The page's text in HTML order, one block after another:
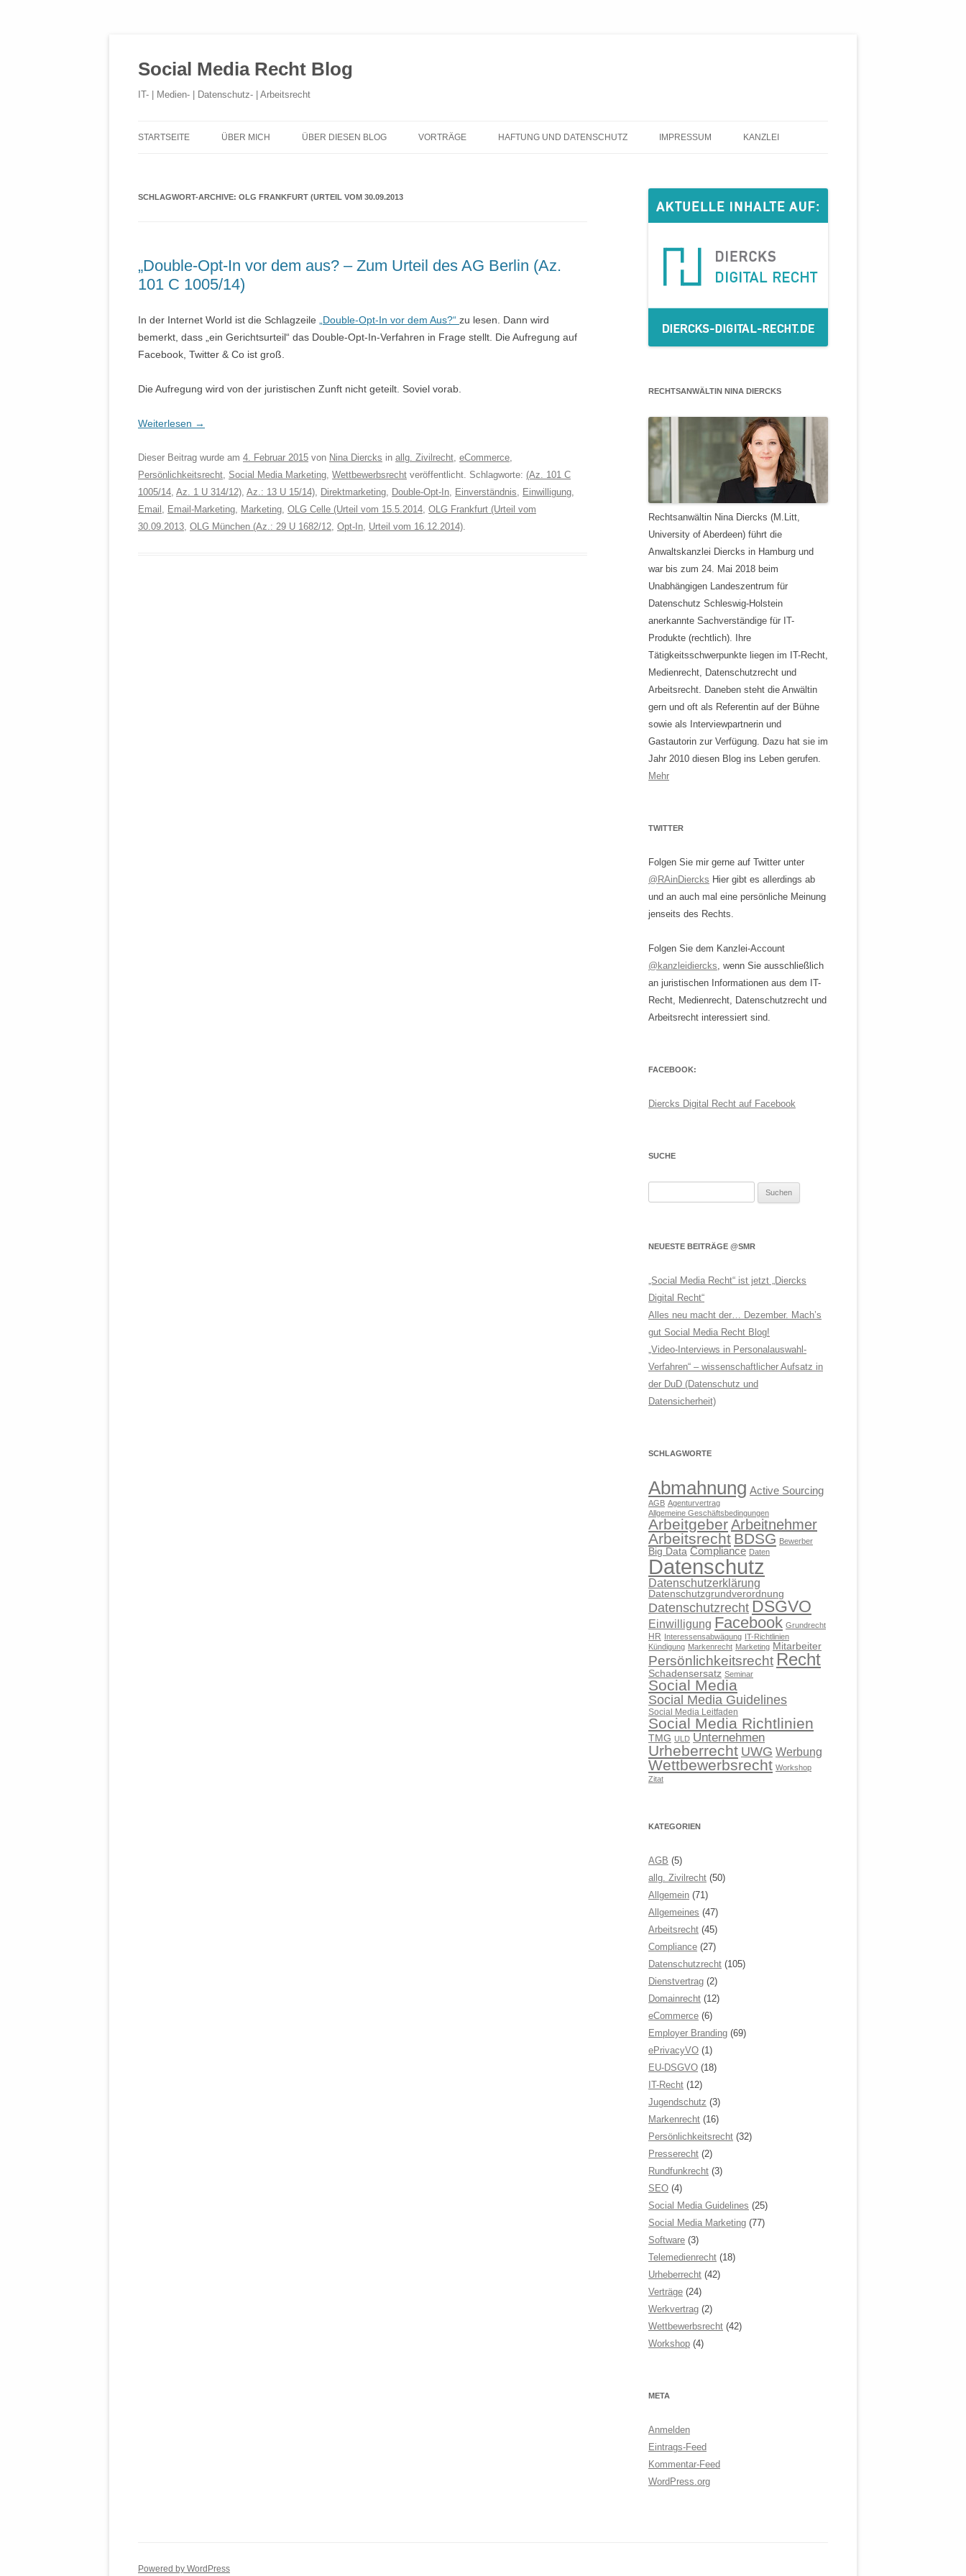
Social Media Recht Blog
IT- | Medien- | Datenschutz- | Arbeitsrecht
Inhalt
STARTSEITE ÜBER MICH ÜBER DIESEN BLOG VORTRÄGE HAFTUNG UND DATENSCHUTZ IMPRESSUM KANZLEI
SCHLAGWORT-ARCHIVE: OLG FRANKFURT (URTEIL VOM 30.09.2013
„Double-Opt-In vor dem aus? – Zum Urteil des AG Berlin (Az.
101 C 1005/14)
In der Internet World ist die Schlagzeile „Double-Opt-In vor dem Aus?“ zu lesen. Dann wird
bemerkt, dass „ein Gerichtsurteil“ das Double-Opt-In-Verfahren in Frage stellt. Die Aufregung auf
Facebook, Twitter & Co ist groß.
Die Aufregung wird von der juristischen Zunft nicht geteilt. Soviel vorab.
Weiterlesen →
Dieser Beitrag wurde am 4. Februar 2015 von Nina Diercks in allg. Zivilrecht, eCommerce,
Persönlichkeitsrecht, Social Media Marketing, Wettbewerbsrecht veröffentlicht. Schlagworte: (Az. 101 C
1005/14, Az. 1 U 314/12), Az.: 13 U 15/14), Direktmarketing, Double-Opt-In, Einverständnis, Einwilligung,
Email , Email-Marketing, Marketing, OLG Celle (Urteil vom 15.5.2014, OLG Frankfurt (Urteil vom
30.09.2013, OLG München (Az.: 29 U 1682/12, Opt-In, Urteil vom 16.12.2014).
RECHTSANWÄLTIN NINA DIERCKS
Rechtsanwältin Nina Diercks (M.Litt,
University of Aberdeen) führt die
Anwaltskanzlei Diercks in Hamburg und
war bis zum 24. Mai 2018 beim
Unabhängigen Landeszentrum für
Datenschutz Schleswig-Holstein
anerkannte Sachverständige für IT-
Produkte (rechtlich). Ihre
Tätigkeitsschwerpunkte liegen im IT-Recht,
Medienrecht, Datenschutzrecht und
Arbeitsrecht. Daneben steht die Anwältin
gern und oft als Referentin auf der Bühne
sowie als Interviewpartnerin und
Gastautorin zur Verfügung. Dazu hat sie im
Jahr 2010 diesen Blog ins Leben gerufen.
Mehr
TWITTER
Folgen Sie mir gerne auf Twitter unter
@RAinDiercks Hier gibt es allerdings ab
und an auch mal eine persönliche Meinung
jenseits des Rechts.
Folgen Sie dem Kanzlei-Account
@kanzleidiercks, wenn Sie ausschließlich
an juristischen Informationen aus dem IT-
Recht, Medienrecht, Datenschutzrecht und
Arbeitsrecht interessiert sind.
FACEBOOK:
Diercks Digital Recht auf Facebook
SUCHE
NEUESTE BEITRÄGE @SMR
„Social Media Recht“ ist jetzt „Diercks
Digital Recht“
Alles neu macht der… Dezember. Mach’s
gut Social Media Recht Blog!
„Video-Interviews in Personalauswahl-
Verfahren“ – wissenschaftlicher Aufsatz in
der DuD (Datenschutz und
Datensicherheit)
SCHLAGWORTE
Abmahnung Active Sourcing
AGB Agenturvertrag
Allgemeine Geschäftsbedingungen
ArbeitgeberArbeitnehmer
Arbeitsrecht BDSG Bewerber
Big Data Compliance Daten
Datenschutz
Datenschutzerklärung
Datenschutzgrundverordnung
Datenschutzrecht DSGVO
Einwilligung Facebook Grundrecht
HR Interessensabwägung IT-Richtlinien
Kündigung Markenrecht Marketing Mitarbeiter
Persönlichkeitsrecht Recht
Schadensersatz Seminar
Social Media
Social Media Guidelines
Social Media Leitfaden
Social Media Richtlinien
TMG ULD Unternehmen
Urheberrecht UWG Werbung
Wettbewerbsrecht Workshop
Zitat
KATEGORIEN
AGB (5)
allg. Zivilrecht (50)
Allgemein (71)
Allgemeines (47)
Arbeitsrecht (45)
Compliance (27)
Datenschutzrecht (105)
Dienstvertrag (2)
Domainrecht (12)
eCommerce (6)
Employer Branding (69)
ePrivacyVO (1)
EU-DSGVO (18)
IT-Recht (12)
Jugendschutz (3)
Markenrecht (16)
Persönlichkeitsrecht (32)
Presserecht (2)
Rundfunkrecht (3)
SEO (4)
Social Media Guidelines (25)
Social Media Marketing (77)
Software (3)
Telemedienrecht (18)
Urheberrecht (42)
Verträge (24)
Werkvertrag (2)
Wettbewerbsrecht (42)
Workshop (4)
META
Anmelden
Eintrags-Feed
Kommentar-Feed
WordPress.org
Powered by WordPress